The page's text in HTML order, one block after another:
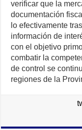
verificar que la
documentación
lo efectivamente
información de
con el objetivo
combatir la
de control se
regiones de la